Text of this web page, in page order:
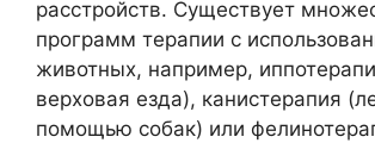
расстройств. Существует
программ терапии с
животных, например,
верховая езда), канистерапия
помощью собак) или